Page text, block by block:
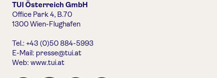
TUI Österreich GmbH
Office Park 4, B.70
1300 Wien-Flughafen
Tel.: +43 (0)50 884-5993
E-Mail: presse@tui.at
Web: www.tui.at